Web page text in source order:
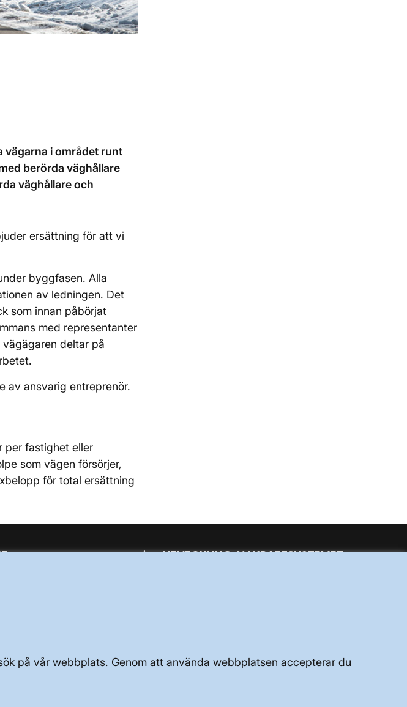
på vår webbplats. Genom att använda webbplatsen accepterar du
vägarna i området runt
berörda väghållare
väghållare och
ersättning för att vi
byggfasen. Alla
av ledningen. Det
som innan påbörjat
med representanter
deltar på
av ansvarig entreprenör.
per fastighet eller
som vägen försörjer,
för total ersättning
UTVECKLING AV KRAFTSYSTEMET